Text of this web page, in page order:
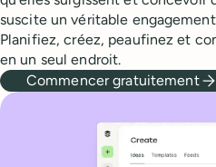
suscite un véritable
Planifiez, créez, peaufinez et
en un seul endroit.
Commencer gratuitement